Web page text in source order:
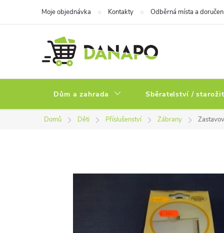
Moje objednávka Kontakty Odběrná místa a
Dům a zahrada Sběratelství /
Domů Děti Příslušenství Zábrany